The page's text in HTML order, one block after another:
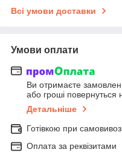
Всі умови доставки
Умови оплати
Ви отримаєте
або гроші повернуться
Детальніше
Готівкою при
Оплата за реквізитами